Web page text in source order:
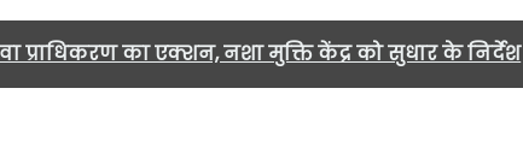
9
पर
कार्रवाई…..
प्राधिकरण का एक्शन, नशा मुक्ति केंद्र को सुधार के निर्देश